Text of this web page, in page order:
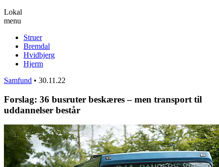
Lokal
menu
Struer
Bremdal
Hvidbjerg
Hjerm
Samfund • 30.11.22
Forslag: 36 busruter beskæres – men transport til
uddannelser består